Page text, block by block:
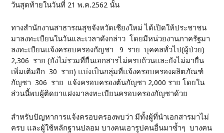
วันสุดท้ายในวันที่ 21 พ.ค.2562 นั้น
ทางสำนักงานสาธารณสุขจังหวัดเชียงใหม่ ได้เปิดให้ประชาชน
มาลงทะเบียนในวันและเวลาดังกล่าว โดยมีหน่วยงานภาครัฐมา
ลงทะเบียนแจ้งครอบครองกัญชา 9 ราย บุคคลทั่วไป(ผู้ป่วย)
2,306 ราย (ยังไม่รวมที่ยื่นเอกสารไม่ครบถ้วนและยังไม่มายื่น
เพิ่มเติมอีก 30 ราย) แบ่งเป็นกลุ่มที่แจ้งครอบครองผลิตภัณฑ์
กัญชา 306 ราย แจ้งครอบครองต้นกัญชา 2,000 ราย โดยใน
ส่วนนี้พบผู้ติดยาแฝงมาลงทะเบียนครอบครองกัญชาด้วย
สำหรับปัญหาการแจ้งครอบครองพบว่า มีทั้งผู้ที่นำเอกสารมาไม่
ครบ และผู้ใช้หลักฐานปลอม บางคนเอารูปคนอื่นมาซ้ำๆ บางคน